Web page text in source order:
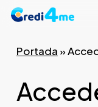
Skip
mainPortada»